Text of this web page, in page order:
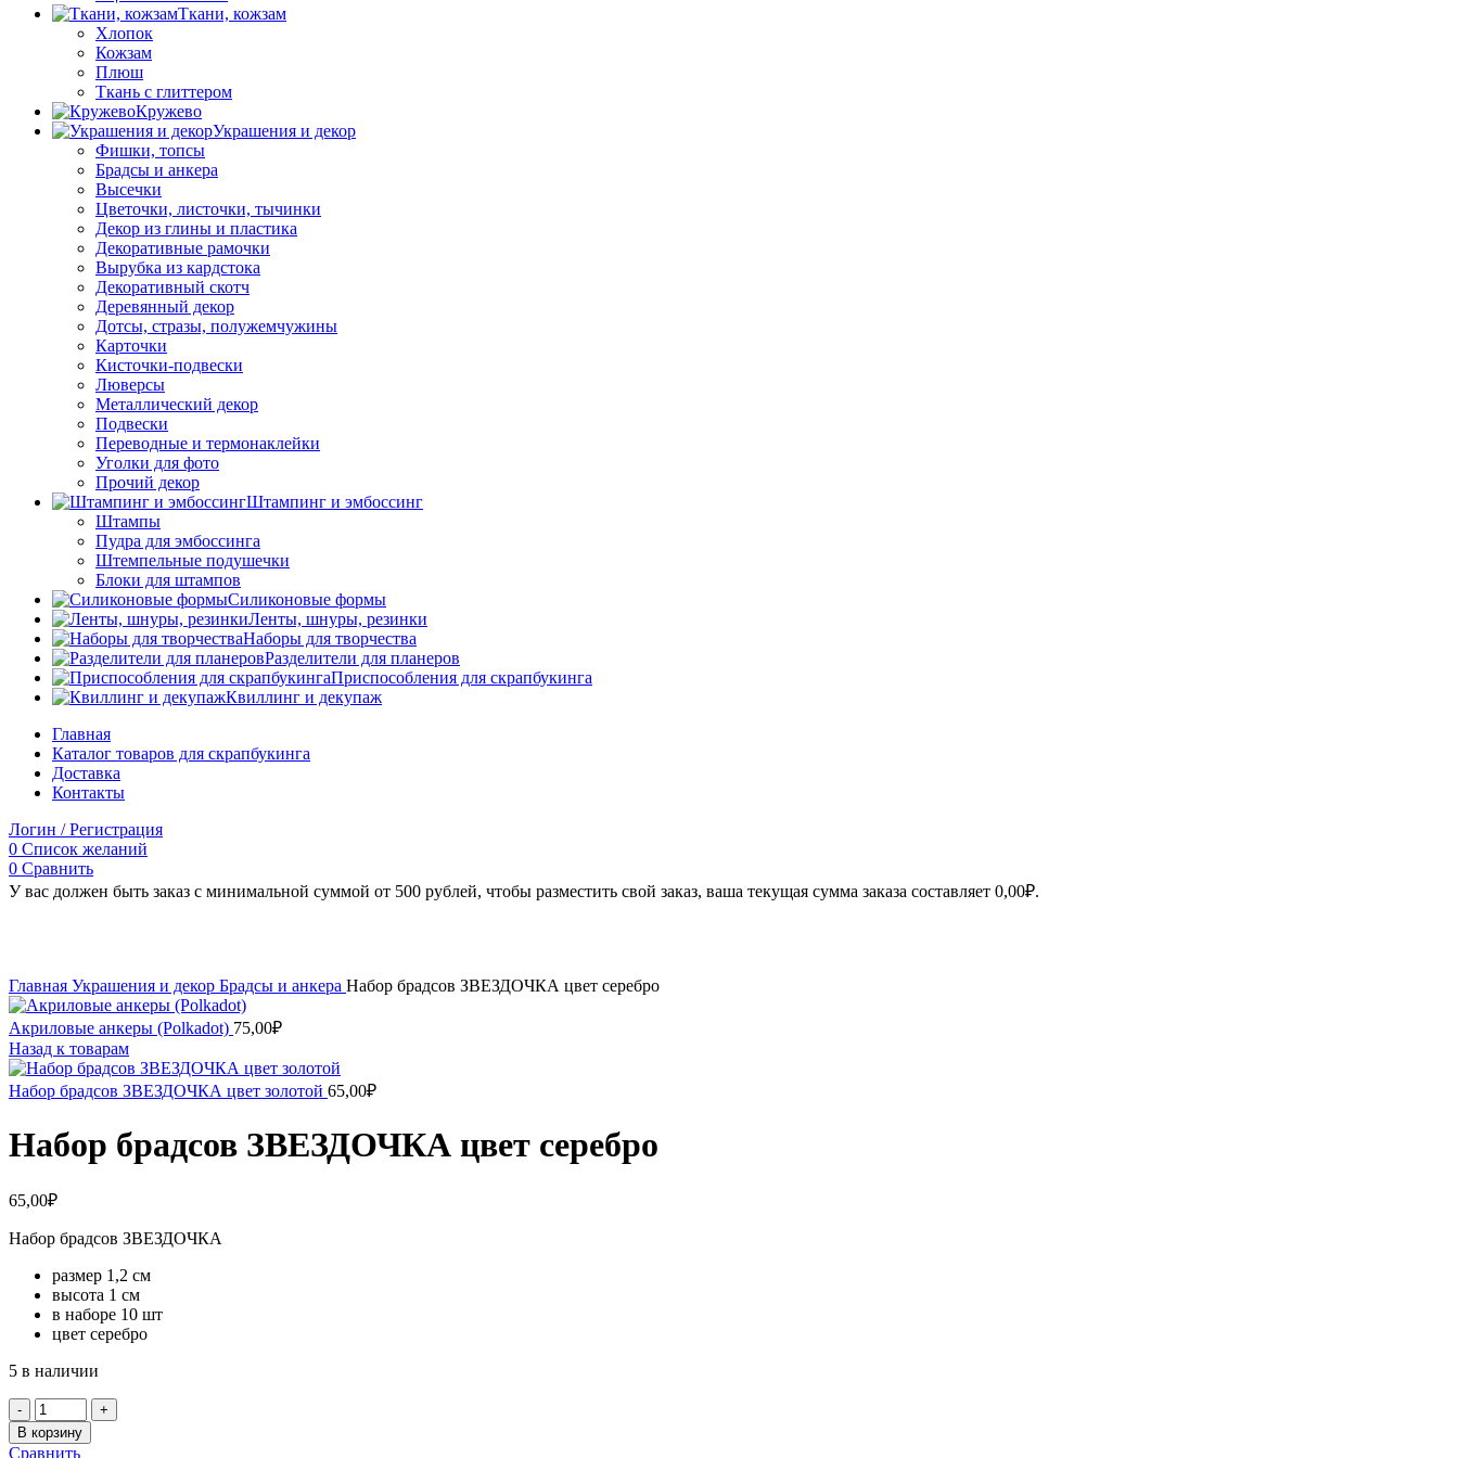
Ткани, кожзам
Хлопок
Кожзам
Плюш
Ткань с глиттером
Кружево
Украшения и декор
Фишки, топсы
Брадсы и анкера
Высечки
Цветочки, листочки, тычинки
Декор из глины и пластика
Декоративные рамочки
Вырубка из кардстока
Декоративный скотч
Деревянный декор
Дотсы, стразы, полужемчужины
Карточки
Кисточки-подвески
Люверсы
Металлический декор
Подвески
Переводные и термонаклейки
Уголки для фото
Прочий декор
Штампинг и эмбоссинг
Штампы
Пудра для эмбоссинга
Штемпельные подушечки
Блоки для штампов
Силиконовые формы
Ленты, шнуры, резинки
Наборы для творчества
Разделители для планеров
Приспособления для скрапбукинга
Квиллинг и декупаж
Главная
Каталог товаров для скрапбукинга
Доставка
Контакты
Логин / Регистрация
0 Список желаний
0 Сравнить
У вас должен быть заказ с минимальной суммой от 500 рублей, чтобы разместить свой заказ, ваша текущая сумма заказа составляет 0,00₽.
Главная Украшения и декор Брадсы и анкера Набор брадсов ЗВЕЗДОЧКА цвет серебро
Акриловые анкеры (Polkadot) 75,00₽
Назад к товарам
Набор брадсов ЗВЕЗДОЧКА цвет золотой 65,00₽
Набор брадсов ЗВЕЗДОЧКА цвет серебро
65,00₽
Набор брадсов ЗВЕЗДОЧКА
размер 1,2 см
высота 1 см
в наборе 10 шт
цвет серебро
5 в наличии
Количество
товара
Набор
В корзину
Сравнить